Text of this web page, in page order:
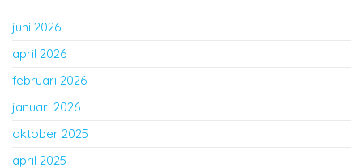
juni 2026
april 2026
februari 2026
januari 2026
oktober 2025
april 2025